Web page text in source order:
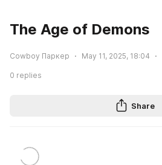
The Age of Demons
Cowboy Паркер May 11, 2025, 18:04
0 replies
Share